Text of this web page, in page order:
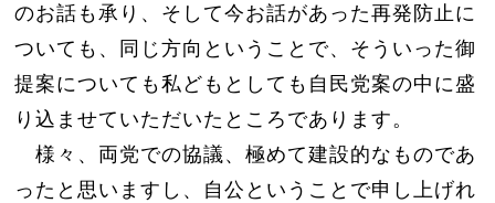
のお話も承り、そして今お話があった再発防止に
ついても、同じ方向ということで、そういった御
提案についても私どもとしても自民党案の中に盛
り込ませていただいたところであります。
様々、両党での協議、極めて建設的なものであ
ったと思いますし、自公ということで申し上げれ